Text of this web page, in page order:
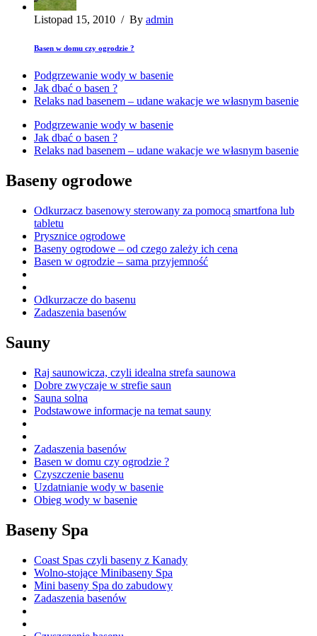
Listopad 15, 2010 / By admin
Basen w domu czy ogrodzie ?
Podgrzewanie wody w basenie
Jak dbać o basen ?
Relaks nad basenem – udane wakacje we własnym basenie
Podgrzewanie wody w basenie
Jak dbać o basen ?
Relaks nad basenem – udane wakacje we własnym basenie
Baseny ogrodowe
Odkurzacz basenowy sterowany za pomocą smartfona lub
tabletu
Prysznice ogrodowe
Baseny ogrodowe – od czego zależy ich cena
Basen w ogrodzie – sama przyjemność
Odkurzacze do basenu
Zadaszenia basenów
Sauny
Raj saunowicza, czyli idealna strefa saunowa
Dobre zwyczaje w strefie saun
Sauna solna
Podstawowe informacje na temat sauny
Zadaszenia basenów
Basen w domu czy ogrodzie ?
Czyszczenie basenu
Uzdatnianie wody w basenie
Obieg wody w basenie
Baseny Spa
Coast Spas czyli baseny z Kanady
Wolno-stojące Minibaseny Spa
Mini baseny Spa do zabudowy
Zadaszenia basenów